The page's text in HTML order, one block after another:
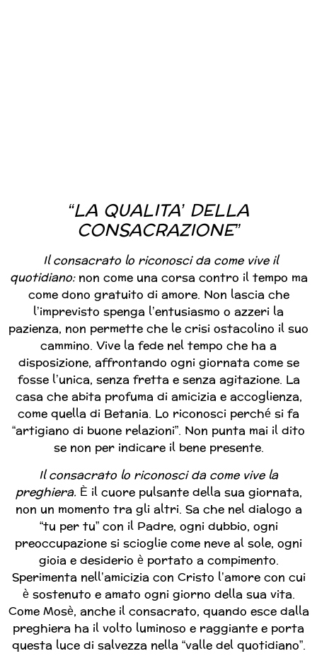
“LA QUALITA’ DELLA
CONSACRAZIONE”
Il consacrato lo riconosci da come vive il
quotidiano:non come una corsa contro il tempo ma
come dono gratuito di amore. Non lascia che
l’imprevisto spenga l’entusiasmo o azzeri la
pazienza, non permette che le crisi ostacolino il suo
cammino. Vive la fede nel tempo che ha a
disposizione, affrontando ogni giornata come se
fosse l’unica, senza fretta e senza agitazione. La
casa che abita profuma di amicizia e accoglienza,
come quella di Betania. Lo riconosci perché si fa
“artigiano di buone relazioni”. Non punta mai il dito
se non per indicare il bene presente.
Il consacrato lo riconosci da come vive la
preghiera. È il cuore pulsante della sua giornata,
non un momento tra gli altri. Sa che nel dialogo a
“tu per tu” con il Padre, ogni dubbio, ogni
preoccupazione si scioglie come neve al sole, ogni
gioia e desiderio è portato a compimento.
Sperimenta nell’amicizia con Cristo l’amore con cui
è sostenuto e amato ogni giorno della sua vita.
Come Mosè, anche il consacrato, quando esce dalla
preghiera ha il volto luminoso e raggiante e porta
questa luce di salvezza nella “valle del quotidiano”.